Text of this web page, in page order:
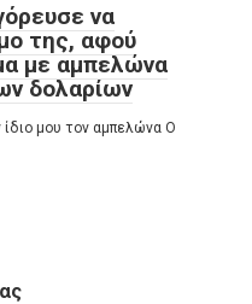
να
της, αφού
με αμπελώνα
δολαρίων
μου τον αμπελώνα Ο